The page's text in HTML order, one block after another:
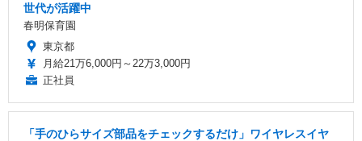
世代が活躍中
春明保育園
東京都
月給21万6,000円～22万3,000円
正社員
「手のひらサイズ部品をチェックするだけ」ワイヤレスイヤ